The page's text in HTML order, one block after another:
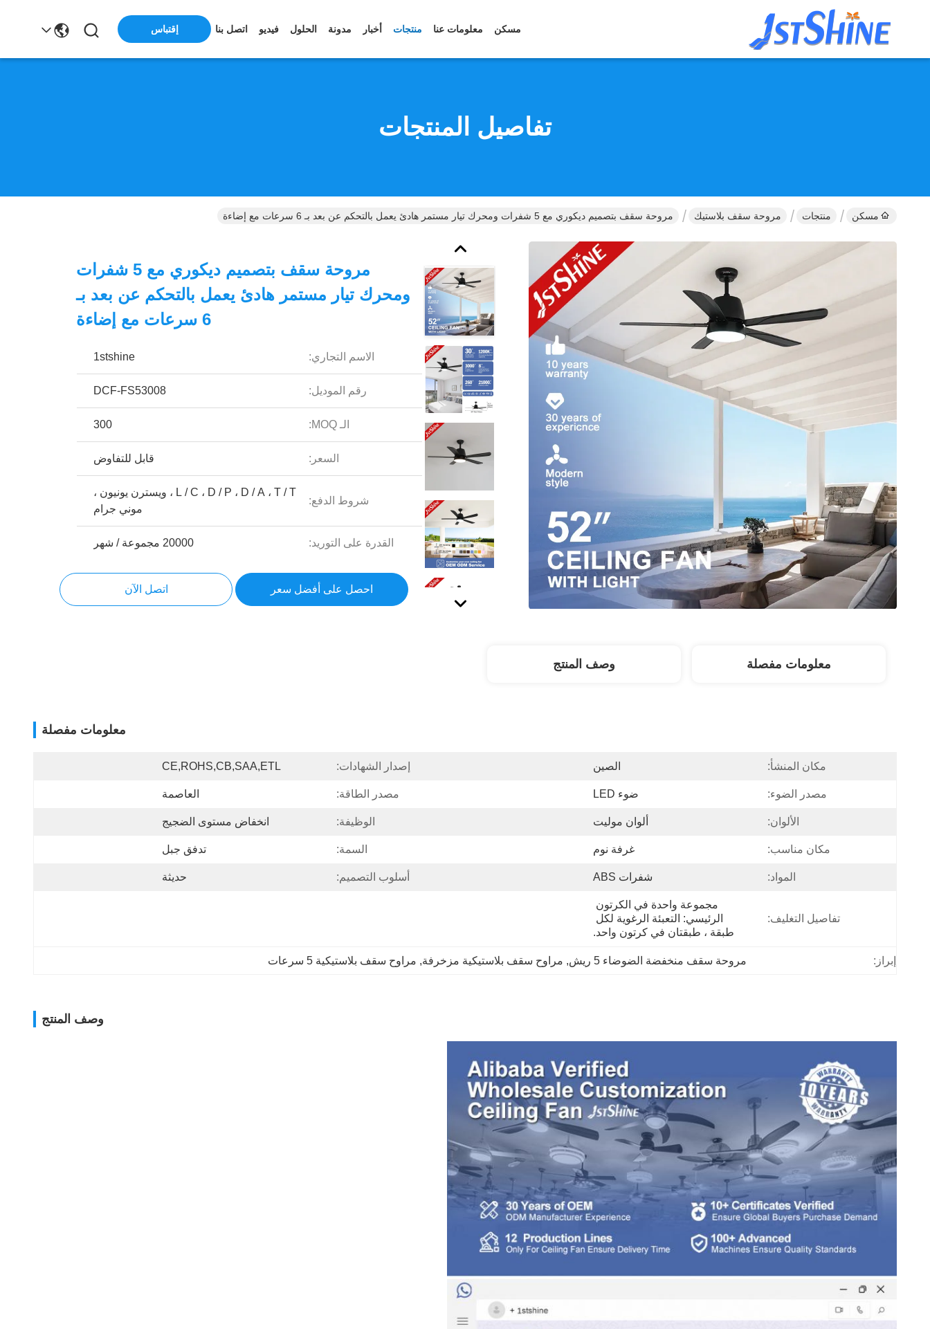
مسكن معلومات عنا منتجات أخبار مدونة الحلول فيديو اتصل بنا إقتباس
تفاصيل المنتجات
مسكن منتجات مروحة سقف بلاستيك مروحة سقف بتصميم ديكوري مع 5 شفرات ومحرك تيار مستمر هادئ يعمل بالتحكم عن بعد بـ 6 سرعات مع إضاءة
مروحة سقف بتصميم ديكوري مع 5 شفرات
ومحرك تيار مستمر هادئ يعمل بالتحكم عن بعد بـ
6 سرعات مع إضاءة
الاسم التجاري: 1stshine
رقم الموديل: DCF-FS53008
الـ MOQ: 300
السعر: قابل للتفاوض
شروط الدفع:
L / C ، D / P ، D / A ، T / T ، ويسترن يونيون ،
موني جرام
القدرة على التوريد: 20000 مجموعة / شهر
احصل على أفضل سعر اتصل الآن
معلومات مفصلة وصف المنتج
معلومات مفصلة
مكان المنشأ: الصين إصدار الشهادات: CE,ROHS,CB,SAA,ETL
مصدر الضوء: ضوء LED مصدر الطاقة: العاصمة
الألوان: ألوان موليت الوظيفة: انخفاض مستوى الضجيج
مكان مناسب: غرفة نوم السمة: تدفق جبل
المواد: شفرات ABS أسلوب التصميم: حديثة
تفاصيل التغليف:
طبقة ، طبقتان في كرتون واحد.
إبراز: مروحة سقف منخفضة الضوضاء 5 ريش , مراوح سقف بلاستيكية مزخرفة, مراوح سقف بلاستيكية 5 سرعات
وصف المنتج